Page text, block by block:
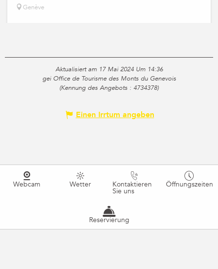
Genève
Aktualisiert am 17 Mai 2024 Um 14:36
gei Office de Tourisme des Monts du Genevois
(Kennung des Angebots : 4734378)
Einen Irrtum angeben
Webcam Wetter Kontaktieren
Sie uns
Öffnungszeiten
Reservierung